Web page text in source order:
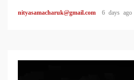
nityasamacharuk@gmail.com 6 days ago